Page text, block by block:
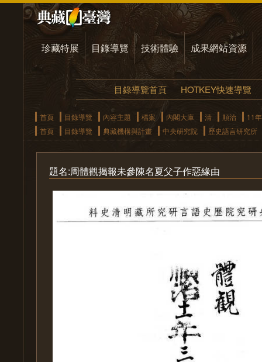
珍藏特展 目錄導覽 技術體驗 成果網站資源
目錄導覽首頁 HOTKEY快速導覽
首頁 目錄導覽 內容主題 檔案 內閣大庫 清 順治
11年
首頁
目錄導覽 典藏機構與計畫 中央研究院 歷史語言研究所
題名:周體觀揭報未參陳名夏父子作惡緣由